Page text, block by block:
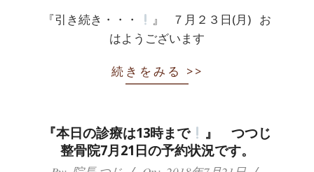
『引き続き・・・
』 ７月２３日(月) お
はようございます
続きをみる >>
『本日の診療は13時まで
』 つつじ
整骨院7月21日の予約状況です。
2018-